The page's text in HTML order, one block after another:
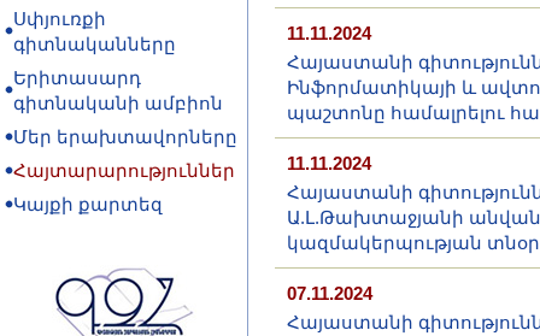
Սփյուռքի
գիտնականները
Երիտասարդ
գիտնականի ամբիոն
Մեր երախտավորները
Հայտարարություններ
Կայքի քարտեզ
11.11.2024
Հայաստանի
Ինֆորմատիկայի և
պաշտոնը համալրելու
11.11.2024
Հայաստանի
Ա.Լ.Թախտաջյանի
կազմակերպության
07.11.2024
Հայաստանի